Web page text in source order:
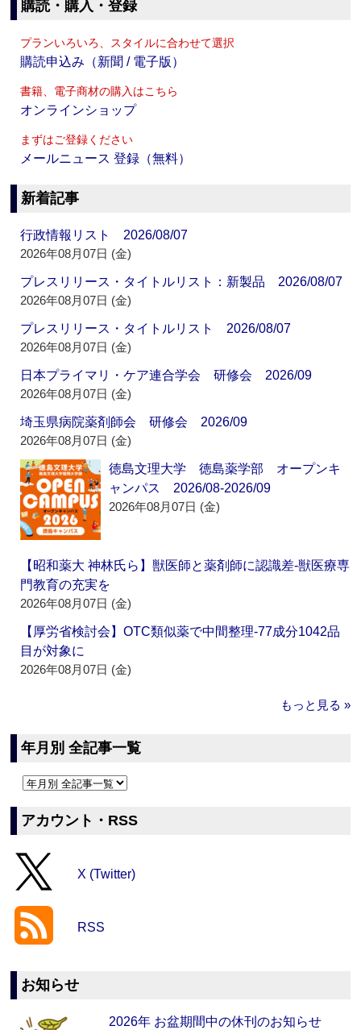
購読・購入・登録
プランいろいろ、スタイルに合わせて選択
購読申込み（新聞 / 電子版）
書籍、電子商材の購入はこちら
オンラインショップ
まずはご登録ください
メールニュース 登録（無料）
新着記事
行政情報リスト 2026/08/07
2026年08月07日 (金)
プレスリリース・タイトルリスト：新製品 2026/08/07
2026年08月07日 (金)
プレスリリース・タイトルリスト 2026/08/07
2026年08月07日 (金)
日本プライマリ・ケア連合学会 研修会 2026/09
2026年08月07日 (金)
埼玉県病院薬剤師会 研修会 2026/09
2026年08月07日 (金)
徳島文理大学 徳島薬学部 オープンキ
ャンパス 2026/08-2026/09
2026年08月07日 (金)
【昭和薬大 神林氏ら】獣医師と薬剤師に認識差‐獣医療専
門教育の充実を
2026年08月07日 (金)
【厚労省検討会】OTC類似薬で中間整理‐77成分1042品
目が対象に
2026年08月07日 (金)
もっと見る »
年月別 全記事一覧
アカウント・RSS
X (Twitter)
RSS
お知らせ
2026年 お盆期間中の休刊のお知らせ